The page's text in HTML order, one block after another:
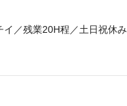
イ／残業20H程／土日祝休み